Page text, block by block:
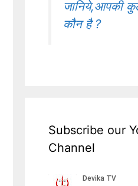
जानिये,आपकी
कौन है ?
Subscribe our
Channel